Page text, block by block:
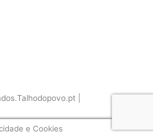
|
e Cookies